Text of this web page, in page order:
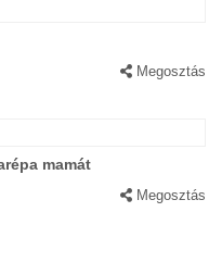
Megosztás
mamát
Megosztás